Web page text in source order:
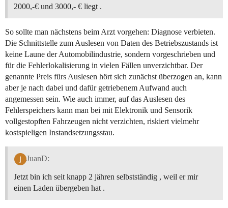
2000,-€ und 3000,- € liegt .
So sollte man nächstens beim Arzt vorgehen: Diagnose verbieten.
Die Schnittstelle zum Auslesen von Daten des Betriebszustands ist
keine Laune der Automobilindustrie, sondern vorgeschrieben und
für die Fehlerlokalisierung in vielen Fällen unverzichtbar. Der
genannte Preis fürs Auslesen hört sich zunächst überzogen an, kann
aber je nach dabei und dafür getriebenem Aufwand auch
angemessen sein. Wie auch immer, auf das Auslesen des
Fehlerspeichers kann man bei mit Elektronik und Sensorik
vollgestopften Fahrzeugen nicht verzichten, riskiert vielmehr
kostspieligen Instandsetzungsstau.
JuanD:
Jetzt bin ich seit knapp 2 jähren selbstständig , weil er mir
einen Laden übergeben hat .